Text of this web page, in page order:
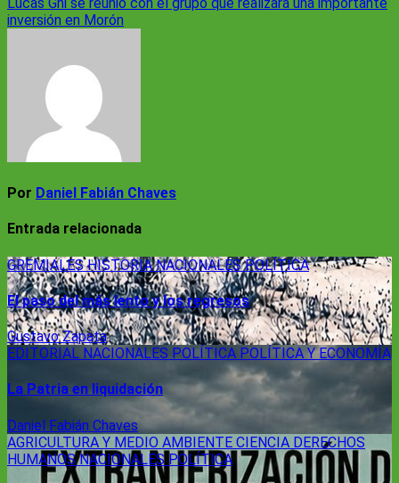
de
inversión en Morón
Por Daniel Fabián Chaves
Entrada relacionada
GREMIALESHISTORIANACIONALESPOLÍTICA
El paso del más lento y los regresos
Gustavo Zapata
EDITORIAL NACIONALES POLÍTICA POLÍTICA Y ECONOMÍA
La Patria en liquidación
Daniel Fabián Chaves
AGRICULTURA Y MEDIO AMBIENTE CIENCIA DERECHOS
HUMANOSNACIONALES POLÍTICA